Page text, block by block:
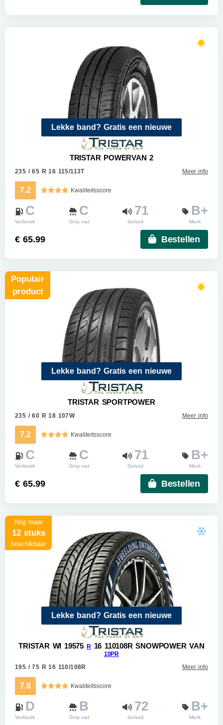
Lekke band? Gratis een nieuwe
TRISTAR POWERVAN 2
235 / 65 R 16 115/113T Meer info
7.2 Kwaliteitsscore
C
Verbruik
C
Grip nat
71
Geluid
B+
Merk
€ 65.99 Bestellen
Lekke band? Gratis een nieuwe
Populair
product
TRISTAR SPORTPOWER
235 / 60 R 18 107W Meer info
7.2 Kwaliteitsscore
C
Verbruik
C
Grip nat
71
Geluid
B+
Merk
€ 65.99 Bestellen
Lekke band? Gratis een nieuwe
Nog maar
12 stuks
beschikbaar
TRISTAR WI 19575 R 16 110108R SNOWPOWER VAN
10PR
195 / 75 R 16 110/108R
Meer info
7.8 Kwaliteitsscore
D
Verbruik
B
Grip nat
72
Geluid
B+
Merk